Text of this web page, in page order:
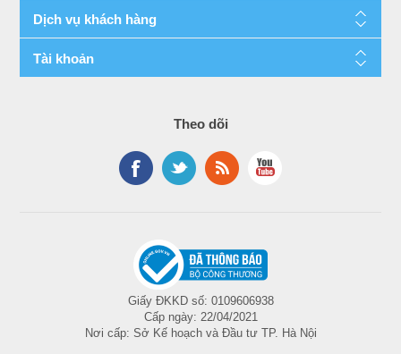
Dịch vụ khách hàng
Tài khoản
Theo dõi
Giấy ĐKKD số: 0109606938
Cấp ngày: 22/04/2021
Nơi cấp: Sở Kế hoạch và Đầu tư TP. Hà Nội